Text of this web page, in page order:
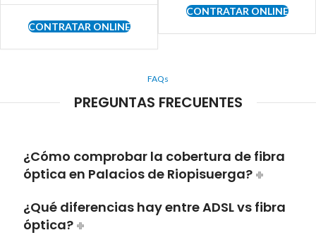
CONTRATAR ONLINE
CONTRATAR ONLINE
FAQs
PREGUNTAS FRECUENTES
¿Cómo comprobar la cobertura de fibra
óptica en Palacios de Riopisuerga?
¿Qué diferencias hay entre ADSL vs fibra
óptica?